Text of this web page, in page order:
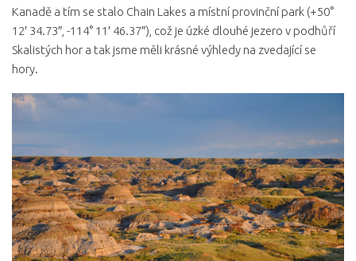
Kanadě a tím se stalo Chain Lakes a místní provinční park (+50°
12′ 34.73″, -114° 11′ 46.37″), což je úzké dlouhé jezero v podhůří
Skalistých hor a tak jsme měli krásné výhledy na zvedající se
hory.